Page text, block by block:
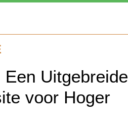
Uitgebreide
voor Hoger